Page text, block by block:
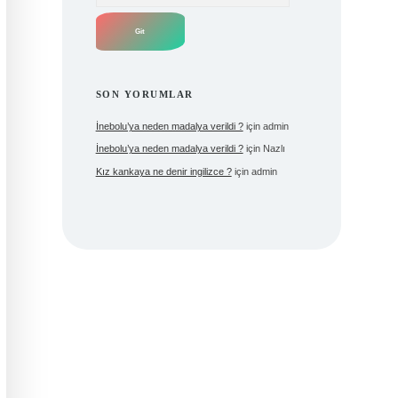
SON YORUMLAR
İnebolu’ya neden madalya verildi ?için admin
İnebolu’ya neden madalya verildi ?için Nazlı
Kız kankaya ne denir ingilizce ?için admin